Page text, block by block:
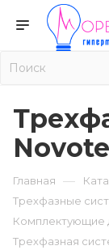
Главная —
Трехфазные
Комплектующие
Трехфазная